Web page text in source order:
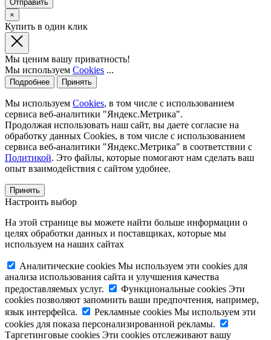
×
Купить в один клик
Мы ценим вашу приватность!
Мы используем Cookies ...
Подробнее Принять
Мы используем Cookies, в том числе с использованием
сервиса веб-аналитики "Яндекс.Метрика".
Продолжая использовать наш сайт, вы даете согласие на
обработку данных Cookies, в том числе с использованием
сервиса веб-аналитики "Яндекс.Метрика" в соответствии с
Политикой. Это файлы, которые помогают нам сделать ваш
опыт взаимодействия с сайтом удобнее.
Принять
Настроить выбор
На этой странице вы можете найти больше информации о
целях обработки данных и поставщиках, которые мы
используем на наших сайтах
Аналитические cookies Мы используем эти cookies для
анализа использования сайта и улучшения качества
предоставляемых услуг.
Функциональные cookies Эти
cookies позволяют запомнить ваши предпочтения, например,
язык интерфейса.
Рекламные cookies Мы используем эти
cookies для показа персонализированной рекламы.
Таргетинговые cookies Эти cookies отслеживают вашу